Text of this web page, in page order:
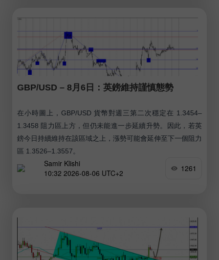
GBP/USD – 8月6日：英鎊維持謹慎態勢
在小時圖上，GBP/USD 貨幣對週三第二次穩定在 1.3454–
1.3458 阻力區上方，但仍未能進一步延續升勢。因此，若英
鎊今日持續維持在該區域之上，漲勢可能會延伸至下一個阻力
區 1.3526–1.3557。
Samir Klishi
10:32 2026-08-06 UTC+2
1261